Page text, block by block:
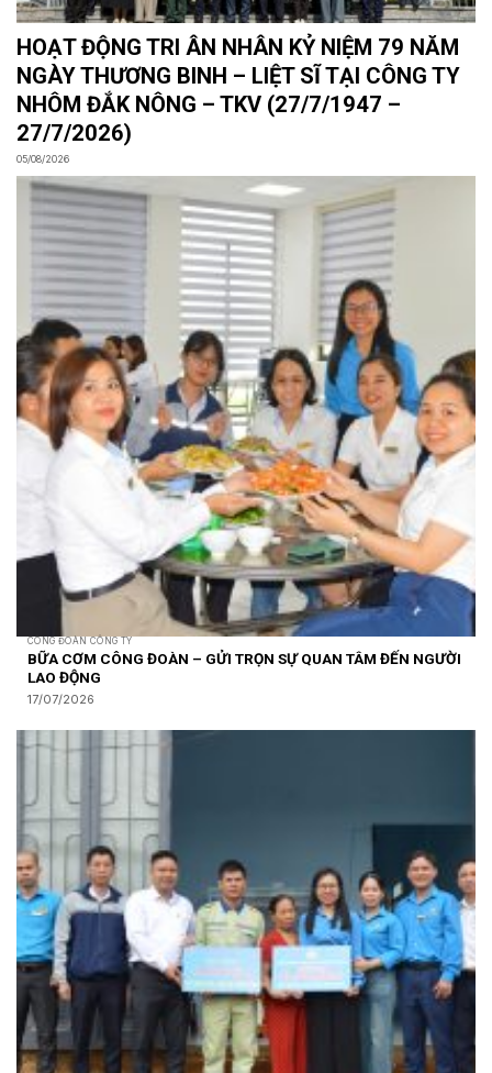
HOẠT ĐỘNG TRI ÂN NHÂN KỶ NIỆM 79 NĂM
NGÀY THƯƠNG BINH – LIỆT SĨ TẠI CÔNG TY
NHÔM ĐẮK NÔNG – TKV (27/7/1947 –
27/7/2026)
05/08/2026
CÔNG ĐOÀN CÔNG TY
BỮA CƠM CÔNG ĐOÀN – GỬI TRỌN SỰ QUAN TÂM ĐẾN NGƯỜI
LAO ĐỘNG
17/07/2026